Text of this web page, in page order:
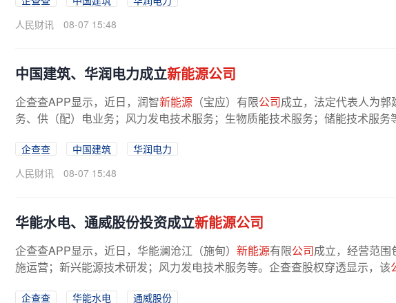
人民财讯
08-07 15:48
中国建筑、华润电力成立新能源公司
企查查APP显示，近日，润智新能源 （宝应）有限公司成立，法定代表人为
务、供（配）电业务；风力发电技术服务；生物质能技术服务；储能技术服务
企查查 中国建筑
华润电力
人民财讯
08-07 15:48
华能水电、通威股份投资成立新能源公司
企查查APP显示，近日，华能澜沧江（施甸） 新能源有限公司成立，经营范
施运营；新兴能源技术研发；风力发电技术服务等。企查查股权穿透显示，该
企查查 华能水电
通威股份